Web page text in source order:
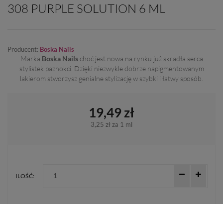
308 PURPLE SOLUTION 6 ML
Producent: Boska Nails
Marka Boska Nailschoć jest nowa na rynku już skradła serca
stylistek paznokci. Dzięki niezwykle dobrze napigmentowanym
lakierom stworzysz genialne stylizację w szybki i łatwy sposób.
19,49 zł
3,25 zł za 1 ml
ILOŚĆ: